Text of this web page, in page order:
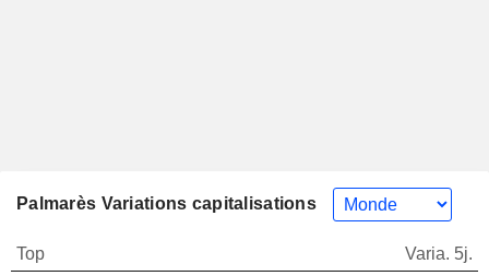
Palmarès Variations capitalisations
Top
Varia. 5j.